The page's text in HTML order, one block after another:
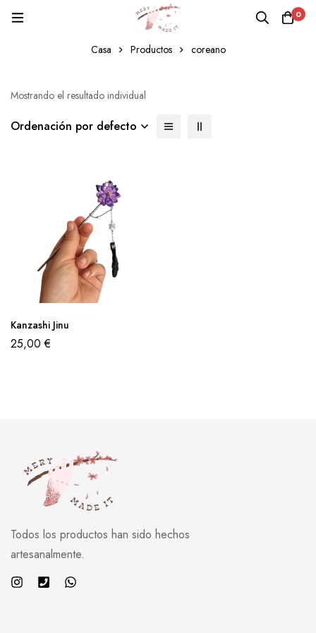
0
coreano
Casa Productos coreano
Mostrando el resultado individual
Ordenación por defecto
Kanzashi Jinu
25,00€
Todos los productos han sido hechos
artesanalmente.